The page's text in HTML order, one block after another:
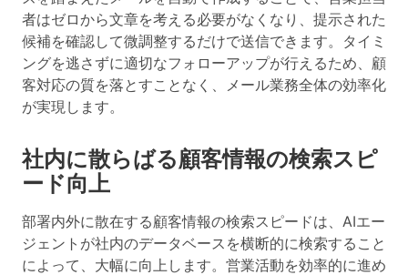
者はゼロから文章を考える必要がなくなり、提示された
候補を確認して微調整するだけで送信できます。タイミ
ングを逃さずに適切なフォローアップが行えるため、顧
客対応の質を落とすことなく、メール業務全体の効率化
が実現します。
社内に散らばる顧客情報の検索スピ
ード向上
部署内外に散在する顧客情報の検索スピードは、AIエー
ジェントが社内のデータベースを横断的に検索すること
によって、大幅に向上します。営業活動を効率的に進め